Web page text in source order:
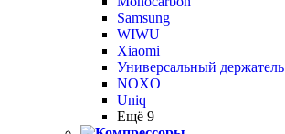
Samsung
WIWU
Xiaomi
Универсальный держатель
NOXO
Uniq
Ещё 9